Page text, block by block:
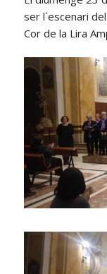
ser l´escenari
Cor de la Lira